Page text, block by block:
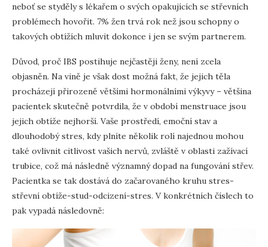
neboť se styděly s lékařem o svých opakujících se střevních
problémech hovořit. 7% žen trvá rok než jsou schopny o
takových obtížích mluvit dokonce i jen se svým partnerem.
Důvod, proč IBS postihuje nejčastěji ženy, není zcela
objasněn. Na vině je však dost možná fakt, že jejich těla
procházejí přirozeně většími hormonálními výkyvy – většina
pacientek skutečně potvrdila, že v období menstruace jsou
jejich obtíže nejhorší. Vaše prostředí, emoční stav a
dlouhodobý stres, kdy plníte několik rolí najednou mohou
také ovlivnit citlivost vašich nervů, zvláště v oblasti zažívací
trubice, což má následně významný dopad na fungování střev.
Pacientka se tak dostává do začarovaného kruhu stres-
střevní obtíže-stud-odcizení-stres. V konkrétních číslech to
pak vypadá následovně: